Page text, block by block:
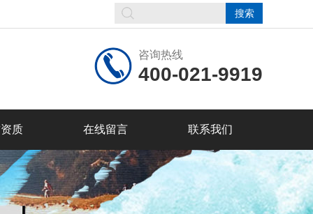
咨询热线
400-021-9919
质 在线留言 联系我们